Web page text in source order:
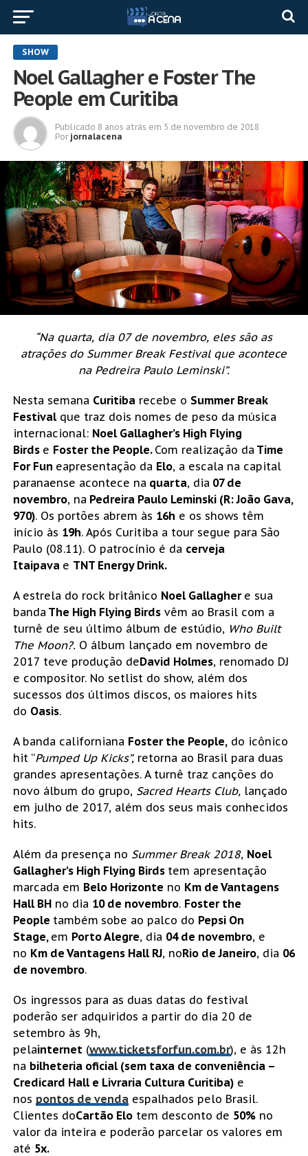
SHOW
Noel Gallagher e Foster The
People em Curitiba
Publicado 8 anos atrás em 5 de novembro de 2018
Por jornalacena
“Na quarta, dia 07 de novembro, eles são as
atrações do Summer Break Festival que acontece
na Pedreira Paulo Leminski”.
Nesta semana Curitiba recebe o Summer Break
Festivalque traz dois nomes de peso da música
internacional: Noel Gallagher’s High Flying
Birds e Foster the People. Com realização da Time
For Fun eapresentação da Elo, a escala na capital
paranaense acontece na quarta, dia 07 de
novembro, na Pedreira Paulo Leminski (R: João Gava,
970). Os portões abrem às 16h e os shows têm
início às 19h. Após Curitiba a tour segue para São
Paulo (08.11). O patrocínio é da cerveja
Itaipava e TNT Energy Drink.
A estrela do rock britânico Noel Gallagher e sua
banda The High Flying Birdsvêm ao Brasil com a
turnê de seu último álbum de estúdio, Who Built
The Moon?. O álbum lançado em novembro de
2017 teve produção deDavid Holmes, renomado DJ
e compositor. No setlist do show, além dos
sucessos dos últimos discos, os maiores hits
do Oasis.
A banda californiana Foster the People, do icônico
hit “Pumped Up Kicks”,retorna ao Brasil para duas
grandes apresentações. A turnê traz canções do
novo álbum do grupo, Sacred Hearts Club, lançado
em julho de 2017, além dos seus mais conhecidos
hits.
Além da presença no Summer Break 2018, Noel
Gallagher’s High Flying Birds tem apresentação
marcada em Belo Horizonte no Km de Vantagens
Hall BHno dia 10 de novembro. Foster the
People também sobe ao palco do Pepsi On
Stage, em Porto Alegre, dia 04 de novembro, e
no Km de Vantagens Hall RJ, noRio de Janeiro, dia 06
de novembro.
Os ingressos para as duas datas do festival
poderão ser adquiridos a partir do dia 20 de
setembro às 9h,
pelainternet (www.ticketsforfun.com.br), e às 12h
na bilheteria oficial (sem taxa de conveniência –
Credicard Hall e Livraria Cultura Curitiba)e
nos pontos de venda espalhados pelo Brasil.
Clientes doCartão Elotem desconto de 50%no
valor da inteira e poderão parcelar os valores em
até 5x.